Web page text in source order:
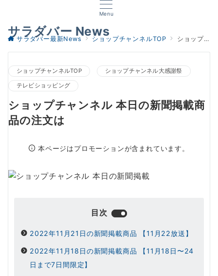
Menu
サラダバー News
サラダバー最新News ショップチャンネルTOP ショップチャンネル 本日の新聞掲載商品の注文は
ショップチャンネルTOP ショップチャンネル大感謝祭
テレビショッピング
ショップチャンネル 本日の新聞掲載商
品の注文は
本ページはプロモーションが含まれています。
目次
2022年11月21日の新聞掲載商品 【11月22放送】
2022年11月18日の新聞掲載商品 【11月18日〜24
日まで7日間限定】